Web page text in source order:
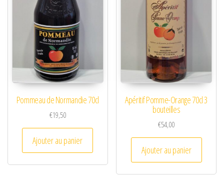
Pommeau de Normandie 70cl
€19,50
Ajouter au panier
Apéritif Pomme-Orange 70cl 3
bouteilles
€54,00
Ajouter au panier